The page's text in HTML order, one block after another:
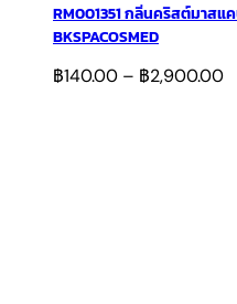
RM001351 กลิ่นคริสต์มาสแ
BKSPACOSMED
฿140.00 – ฿2,900.00